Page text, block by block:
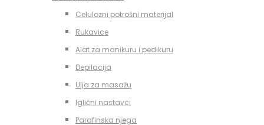
Celulozni potrošni materijal
Rukavice
Alat za manikuru i pedikuru
Depilacija
Ulja za masažu
Iglični nastavci
Parafinska njega